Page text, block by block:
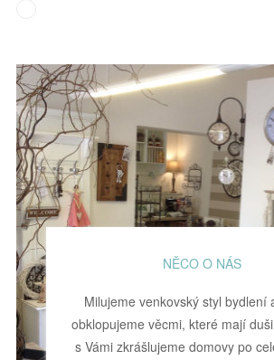
NĚCO O NÁS
Milujeme venkovský styl bydlení
obklopujeme věcmi, které mají
s Vámi zkrášlujeme domovy po